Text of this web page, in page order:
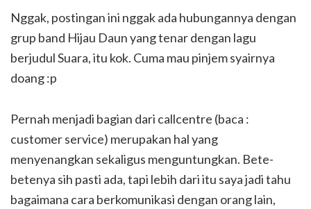
Nggak, postingan ini nggak ada hubungannya dengan
grup band Hijau Daun yang tenar dengan lagu
berjudul Suara, itu kok. Cuma mau pinjem syairnya
doang :p
Pernah menjadi bagian dari callcentre (baca :
customer service) merupakan hal yang
menyenangkan sekaligus menguntungkan. Bete-
betenya sih pasti ada, tapi lebih dari itu saya jadi tahu
bagaimana cara berkomunikasi dengan orang lain,